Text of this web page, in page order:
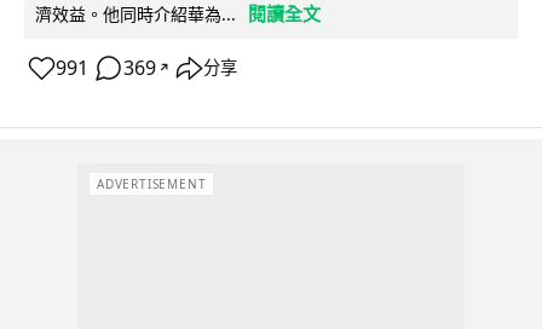
濟效益。他同時介紹華為...
閱讀全文
991 369 ↗ 分享
ADVERTISEMENT